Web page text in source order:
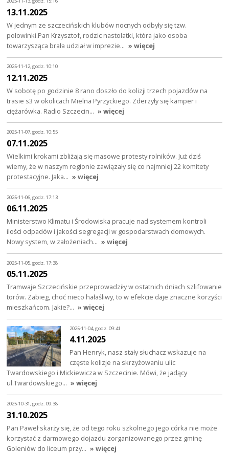
13.11.2025
W jednym ze szczecińskich klubów nocnych odbyły się tzw.
połowinki.Pan Krzysztof, rodzic nastolatki, która jako osoba
towarzysząca brała udział w imprezie… » więcej
2025-11-12, godz. 10:10
12.11.2025
W sobotę po godzinie 8 rano doszło do kolizji trzech pojazdów na
trasie s3 w okolicach Mielna Pyrzyckiego. Zderzyły się kamper i
ciężarówka. Radio Szczecin… » więcej
2025-11-07, godz. 10:55
07.11.2025
Wielkimi krokami zbliżają się masowe protesty rolników. Już dziś
wiemy, że w naszym regionie zawiązały się co najmniej 22 komitety
protestacyjne. Jaka… » więcej
2025-11-06, godz. 17:13
06.11.2025
Ministerstwo Klimatu i Środowiska pracuje nad systemem kontroli
ilości odpadów i jakości segregacji w gospodarstwach domowych.
Nowy system, w założeniach… » więcej
2025-11-05, godz. 17:38
05.11.2025
Tramwaje Szczecińskie przeprowadziły w ostatnich dniach szlifowanie
torów. Zabieg, choć nieco hałaśliwy, to w efekcie daje znaczne korzyści
mieszkańcom. Jakie?… » więcej
2025-11-04, godz. 09:41
4.11.2025
Pan Henryk, nasz stały słuchacz wskazuje na
częste kolizje na skrzyżowaniu ulic
Twardowskiego i Mickiewicza w Szczecinie. Mówi, że jadący
ul.Twardowskiego… » więcej
2025-10-31, godz. 09:38
31.10.2025
Pan Paweł skarży się, że od tego roku szkolnego jego córka nie może
korzystać z darmowego dojazdu zorganizowanego przez gminę
Goleniów do liceum przy… » więcej